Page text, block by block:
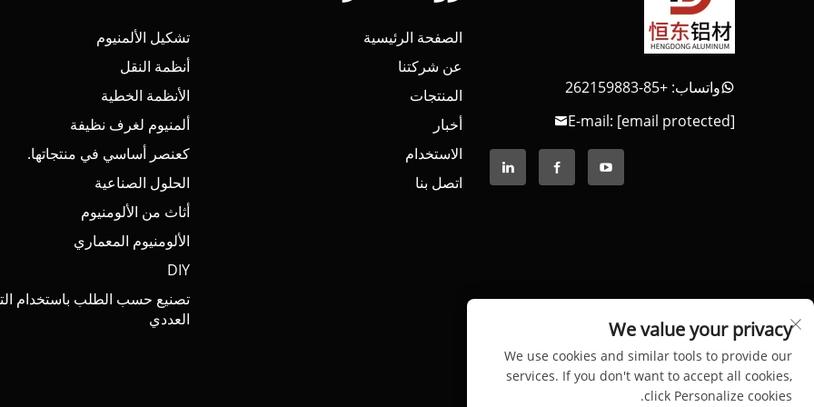
واتساب: +85-262159883
E-mail: [email protected]
الصفحة الرئيسية
عن شركتنا
المنتجات
أخبار
الاستخدام
اتصل بنا
تشكيل الألمنيوم
أنظمة النقل
الأنظمة الخطية
ألمنيوم لغرف نظيفة
كعنصر أساسي في منتجاتها.
الحلول الصناعية
أثاث من الألومنيوم
الألومنيوم المعماري
DIY
تصنيع حسب الطلب باستخدام
العددي
We value your privacy
We use cookies and similar tools to provide our
services. If you don't want to accept all cookies,
click Personalize cookies.